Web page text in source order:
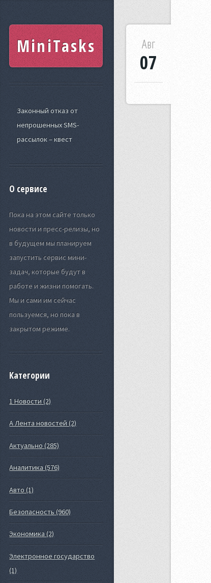
MiniTasks
Законный отказ от
непрошенных SMS-
рассылок – квест
О сервисе
Пока на этом сайте только
новости и пресс-релизы, но
в будущем мы планируем
запустить сервис мини-
задач, которые будут в
работе и жизни помогать.
Мы и сами им сейчас
пользуемся, но пока в
закрытом режиме.
Категории
1 Новости (2)
А Лента новостей (2)
Актуально (285)
Аналитика (576)
Авто (1)
Безопасность (960)
Экономика (2)
Электронное государство
(1)
Авг
07